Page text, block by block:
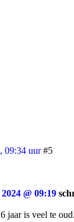
09:34 uur #5
@ 09:19
jaar is veel te oud.